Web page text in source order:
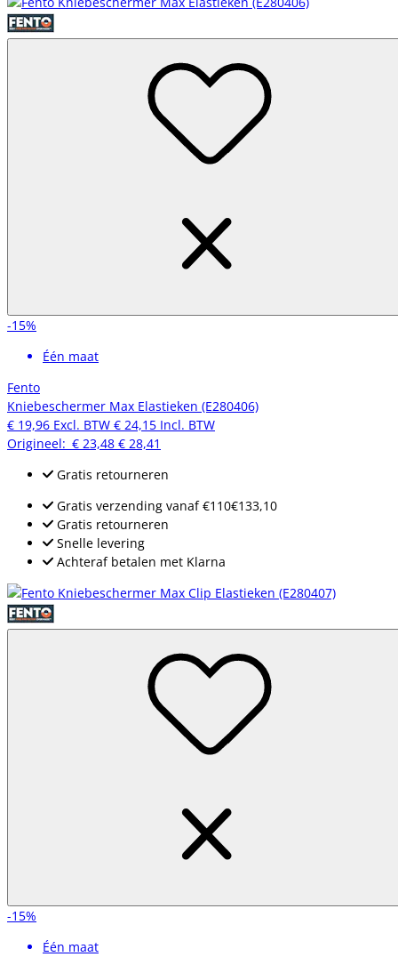
-15%
Één maat
Fento
Kniebeschermer Max Elastieken (E280406)
€ 19,96 Excl. BTW € 24,15 Incl. BTW
Origineel: € 23,48 € 28,41
Gratis retourneren
Gratis verzending vanaf€110€133,10
Gratis retourneren
Snelle levering
Achteraf betalen met Klarna
-15%
Één maat